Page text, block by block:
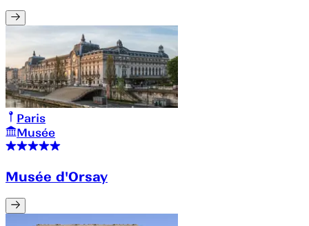
Paris
Musée
Musée d'Orsay